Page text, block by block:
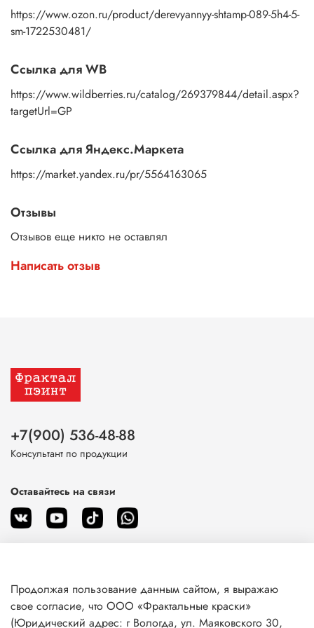
https://www.ozon.ru/product/derevyannyy-shtamp-089-5h4-5-
sm-1722530481/
Ссылка для WB
https://www.wildberries.ru/catalog/269379844/detail.aspx?
targetUrl=GP
Ссылка для Яндекс.Маркета
https://market.yandex.ru/pr/5564163065
Отзывы
Отзывов еще никто не оставлял
Написать отзыв
О магазине
+7(900) 536-48-88
Консультант по продукции
Оставайтесь на связи
Продолжая пользование данным сайтом, я выражаю
свое согласие, что ООО «Фрактальные краски»
(Юридический адрес: г Вологда, ул. Маяковского 30,